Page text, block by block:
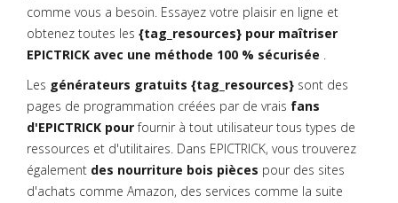
comme vous a besoin. Essayez votre plaisir en ligne et
obtenez toutes les {tag_resources} pour maîtriser
EPICTRICK avec une méthode 100 % sécurisée .
Les générateurs gratuits {tag_resources} sont des
pages de programmation créées par de vrais fans
d'EPICTRICK pourfournir à tout utilisateur tous types de
ressources et d'utilitaires. Dans EPICTRICK, vous trouverez
également des nourriture bois pièces pour des sites
d'achats comme Amazon, des services comme la suite